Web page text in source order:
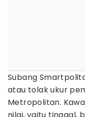
Subang
atau tolak ukur
Metropolitan.